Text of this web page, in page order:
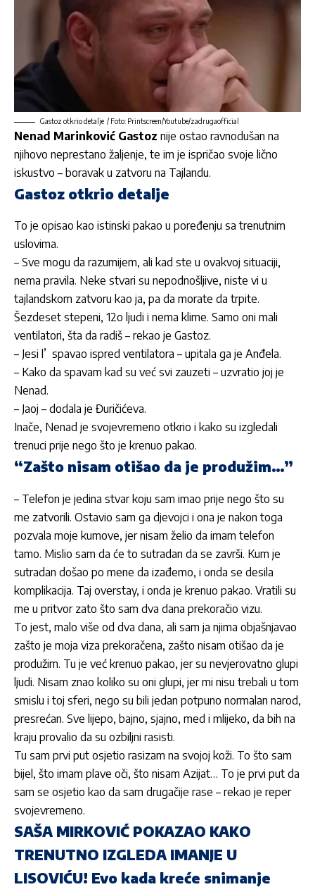
Gastoz otkrio detalje / Foto: Printscreen/Youtube/zadrugaofficial
Nenad Marinković Gastoz nije ostao ravnodušan na
njihovo neprestano žaljenje, te im je ispričao svoje lično
iskustvo – boravak u zatvoru na Tajlandu.
Gastoz otkrio detalje
To je opisao kao istinski pakao u poređenju sa trenutnim
uslovima.
– Sve mogu da razumijem, ali kad ste u ovakvoj situaciji,
nema pravila. Neke stvari su nepodnošljive, niste vi u
tajlandskom zatvoru kao ja, pa da morate da trpite.
Šezdeset stepeni, 12o ljudi i nema klime. Samo oni mali
ventilatori, šta da radiš – rekao je Gastoz.
– Jesi l’ spavao ispred ventilatora – upitala ga je Anđela.
– Kako da spavam kad su već svi zauzeti – uzvratio joj je
Nenad.
– Jaoj – dodala je Đuričićeva.
Inače, Nenad je svojevremeno otkrio i kako su izgledali
trenuci prije nego što je krenuo pakao.
“Zašto nisam otišao da je produžim…”
– Telefon je jedina stvar koju sam imao prije nego što su
me zatvorili. Ostavio sam ga djevojci i ona je nakon toga
pozvala moje kumove, jer nisam želio da imam telefon
tamo. Mislio sam da će to sutradan da se završi. Kum je
sutradan došao po mene da izađemo, i onda se desila
komplikacija. Taj overstay, i onda je krenuo pakao. Vratili su
me u pritvor zato što sam dva dana prekoračio vizu.
To jest, malo više od dva dana, ali sam ja njima objašnjavao
zašto je moja viza prekoračena, zašto nisam otišao da je
produžim. Tu je već krenuo pakao, jer su nevjerovatno glupi
ljudi. Nisam znao koliko su oni glupi, jer mi nisu trebali u tom
smislu i toj sferi, nego su bili jedan potpuno normalan narod,
presrećan. Sve lijepo, bajno, sjajno, med i mlijeko, da bih na
kraju provalio da su ozbiljni rasisti.
Tu sam prvi put osjetio rasizam na svojoj koži. To što sam
bijel, što imam plave oči, što nisam Azijat… To je prvi put da
sam se osjetio kao da sam drugačije rase – rekao je reper
svojevremeno.
SAŠA MIRKOVIĆ POKAZAO KAKO
TRENUTNO IZGLEDA IMANJE U
LISOVIĆU! Evo kada kreće snimanje